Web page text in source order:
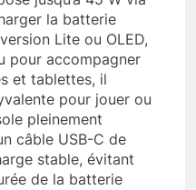
la batterie
Lite ou OLED,
pour accompagner
et tablettes, il
pour jouer ou
pleinement
câble USB-C de
stable, évitant
de la batterie